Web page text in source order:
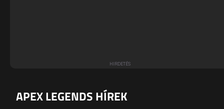
APEX LEGENDS HÍREK